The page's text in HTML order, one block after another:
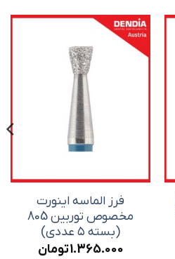
فرز الماسه اینورت
مخصوص توربین 805
(بسته ۵ عددی)
1.365.000تومان